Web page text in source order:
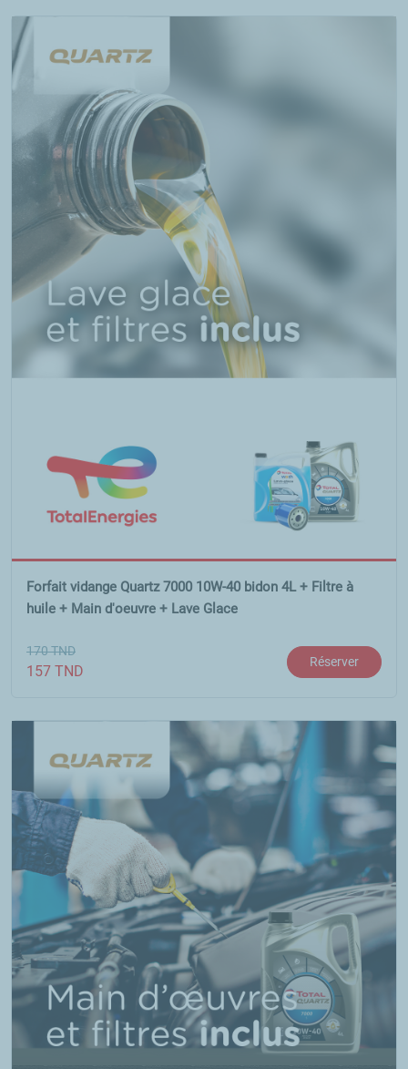
Forfait vidange Quartz 7000 10W-40 bidon 4L + Filtre à
huile + Main d'oeuvre + Lave Glace
170TND
157 TND
Réserver